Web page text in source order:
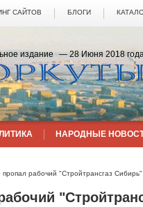
САЙТОВ БЛОГИ
—28 Июня 2018
издание
НАРОДНЫЕ
пропал рабочий "Стройтрансгаз Сибирь"